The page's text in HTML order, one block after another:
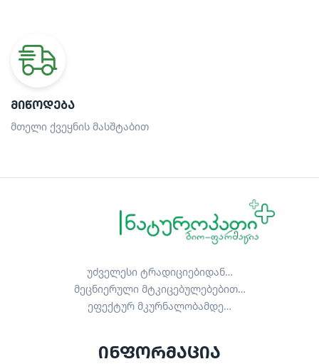
ᲛᲘᲬᲝᲓᲔᲑᲐ
მთელი ქვეყნის მასშტაბით
უძველესი ტრადიციებიდან…
მეცნიერული მტკიცებულებებით…
ეფექტურ მკურნალობამდე…
ინფორმაცია